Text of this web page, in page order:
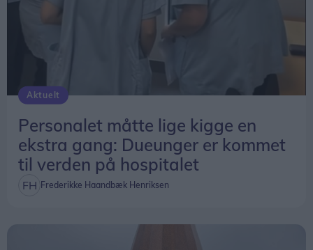
Advodan inviterer til åbningsreception i de nye
september.
Aktuelt
Personalet måtte lige kigge en
ekstra gang: Dueunger er kommet
til verden på hospitalet
Frederikke Haandbæk Henriksen